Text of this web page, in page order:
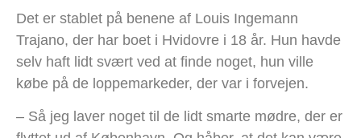
Det er stablet på benene af Louis Ingemann
Trajano, der har boet i Hvidovre i 18 år. Hun havde
selv haft lidt svært ved at finde noget, hun ville
købe på de loppemarkeder, der var i forvejen.
– Så jeg laver noget til de lidt smarte mødre, der er